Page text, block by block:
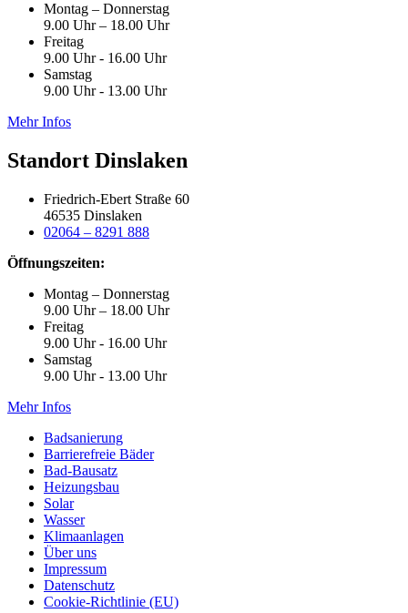
Montag – Donnerstag
9.00 Uhr – 18.00 Uhr
Freitag
9.00 Uhr - 16.00 Uhr
Samstag
9.00 Uhr - 13.00 Uhr
Mehr Infos
Standort Dinslaken
Friedrich-Ebert Straße 60
46535 Dinslaken
02064 – 8291 888
Öffnungszeiten:
Montag – Donnerstag
9.00 Uhr – 18.00 Uhr
Freitag
9.00 Uhr - 16.00 Uhr
Samstag
9.00 Uhr - 13.00 Uhr
Mehr Infos
Badsanierung
Barrierefreie Bäder
Bad-Bausatz
Heizungsbau
Solar
Wasser
Klimaanlagen
Über uns
Impressum
Datenschutz
Cookie-Richtlinie (EU)